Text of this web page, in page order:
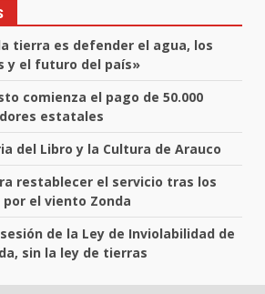
tierra es defender el agua, los
y el futuro del país»
comienza el pago de 50.000
estatales
del Libro y la Cultura de Arauco
restablecer el servicio tras los
el viento Zonda
de la Ley de Inviolabilidad de
sin la ley de tierras